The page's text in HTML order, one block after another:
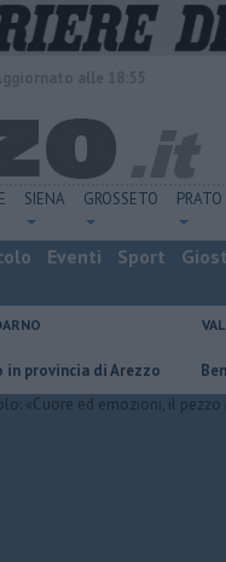
SIENA GROSSETO PRATO
Eventi Sport
di Arezzo ​Benzina,